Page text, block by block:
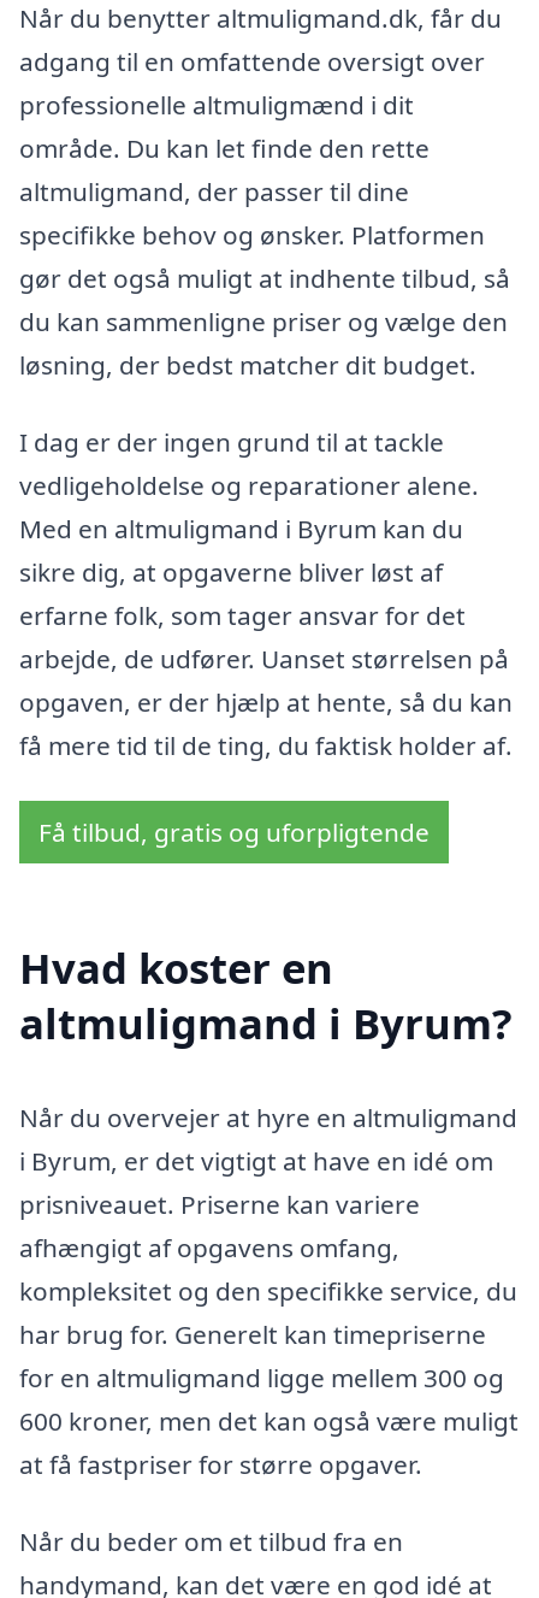
Når du benytter altmuligmand.dk, får du
adgang til en omfattende oversigt over
professionelle altmuligmænd i dit
område. Du kan let finde den rette
altmuligmand, der passer til dine
specifikke behov og ønsker. Platformen
gør det også muligt at indhente tilbud, så
du kan sammenligne priser og vælge den
løsning, der bedst matcher dit budget.
I dag er der ingen grund til at tackle
vedligeholdelse og reparationer alene.
Med en altmuligmand i Byrum kan du
sikre dig, at opgaverne bliver løst af
erfarne folk, som tager ansvar for det
arbejde, de udfører. Uanset størrelsen på
opgaven, er der hjælp at hente, så du kan
få mere tid til de ting, du faktisk holder af.
Få tilbud, gratis og uforpligtende
Hvad koster en
altmuligmand i Byrum?
Når du overvejer at hyre en altmuligmand
i Byrum, er det vigtigt at have en idé om
prisniveauet. Priserne kan variere
afhængigt af opgavens omfang,
kompleksitet og den specifikke service, du
har brug for. Generelt kan timepriserne
for en altmuligmand ligge mellem 300 og
600 kroner, men det kan også være muligt
at få fastpriser for større opgaver.
Når du beder om et tilbud fra en
handymand, kan det være en god idé at